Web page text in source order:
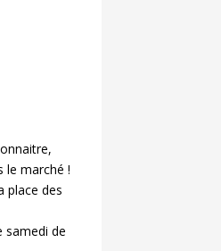
le marché !
place des
samedi de